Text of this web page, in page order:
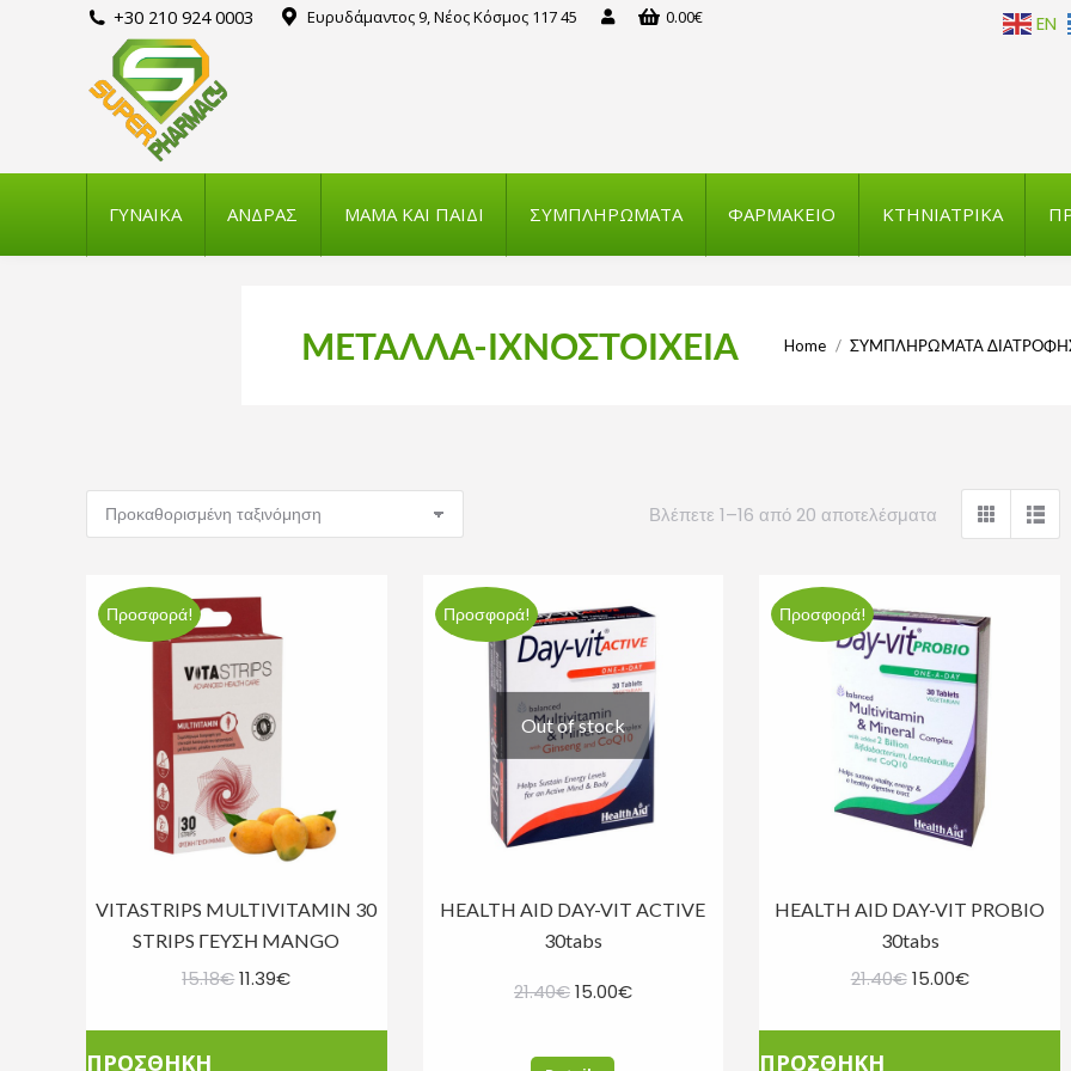
+30 210 924 0003 Ευρυδάμαντος 9, Νέος Κόσμος 117 45 0.00€
ΓΥΝΑΙΚΑ ΑΝΔΡΑΣ ΜΑΜΑ ΚΑΙ ΠΑΙΔΙ ΣΥΜΠΛΗΡΩΜΑΤΑ ΦΑΡΜΑΚΕΙΟ ΚΤΗΝΙΑΤΡΙΚΑ
ΜΕΤΑΛΛΑ-ΙΧΝΟΣΤΟΙΧΕΙΑ You are here:
Home ΣΥΜΠΛΗΡΩΜΑΤΑ
Βλέπετε 1–16 από 20 αποτελέσματα
Προσφορά!
VITASTRIPS MULTIVITAMIN 30
STRIPS ΓΕΥΣΗ MANGO
15.18€Original
11.39€Η
ΠΡΟΣΘΗΚΗ
Προσφορά!
Out of stock
HEALTH AID DAY-VIT ACTIVE
30tabs
21.40€Original
was:
15.00€Η
Προσφορά!
HEALTH AID DAY-VIT PROBIO
30tabs
21.40€ Original
15.00€Η
ΠΡΟΣΘΗΚΗ
EN